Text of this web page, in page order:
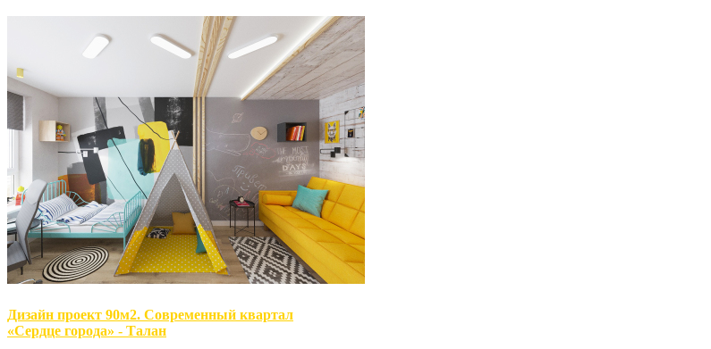
Дизайн проект 90м2. Современный квартал
«Сердце города» - Талан